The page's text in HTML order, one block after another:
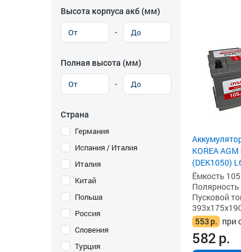
Высота корпуса акб (мм)
-
Полная высота (мм)
-
Страна
Германия
Испания / Италия
Италия
Китай
Польша
Россия
Словения
Турция
KOREA
(DEK1050)
Ёмкость 105
Полярность
Пусковой
553р. при
582р.